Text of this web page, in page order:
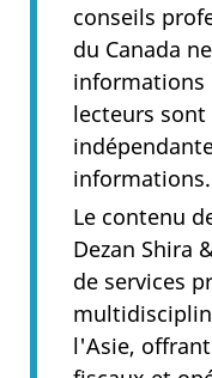
conseils
du Canada
informations
lecteurs
informations.
Le contenu
Dezan Shira
de services
l'Asie,